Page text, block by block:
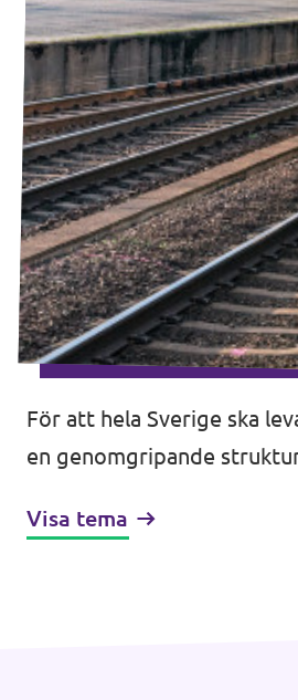
För att hela Sverige ska
en genomgripande
Visa tema